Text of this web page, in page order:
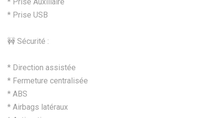
* Prise Auxiliaire
* Prise USB
🚧 Sécurité :
* Direction assistée
* Fermeture centralisée
* ABS
* Airbags latéraux